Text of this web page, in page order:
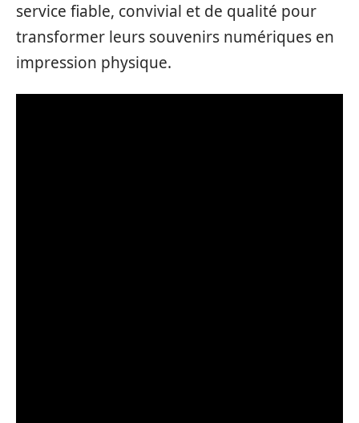
service fiable, convivial et de qualité pour
transformer leurs souvenirs numériques en
impression physique.